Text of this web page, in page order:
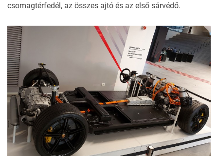
csomagtérfedél, az összes ajtó és az első sárvédő.